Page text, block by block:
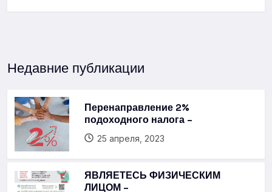
Недавние публикации
Перенаправление 2%
подоходного налога –
25 апреля, 2023
ЯВЛЯЕТЕСЬ ФИЗИЧЕСКИМ
ЛИЦОМ –